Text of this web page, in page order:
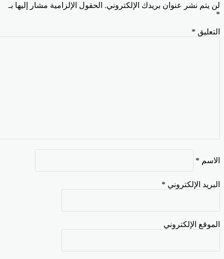
يتم نشر عنوان بريدك الإلكتروني. الحقول الإلزامية مشار إليها بـ
*
*
الإلكتروني*
الإلكتروني